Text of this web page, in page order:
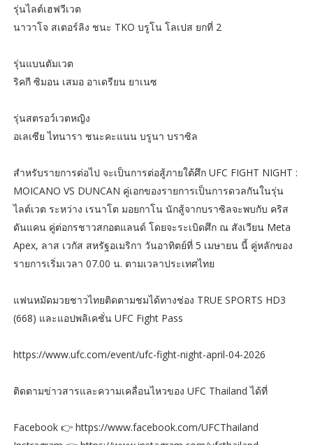
รุ่นไลต์เฮฟวีเวต
นาวาโจ สเตอร์ลิง ชนะ TKO บรูโน โลเปส ยกที่ 2
รุ่นแบนตัมเวต
ริคกี ซิมอน เสมอ อาเดรียน ยาเนซ
รุ่นสตรอว์เวตหญิง
อเลเซีย ไทนารา ชนะคะแนน บรูนา บราซิล
สำหรับรายการต่อไป จะเป็นการต่อสู้ภายใต้ศึก UFC FIGHT NIGHT :
MOICANO VS DUNCAN คู่เอกของรายการเป็นการดวลกันในรุ่น
ไลต์เวต ระหว่าง เรนาโต มอยกาโน นักสู้จากบราซิลจะพบกับ คริส
ดันแคน คู่ต่อกรชาวสกอตแลนด์ โดยจะระเบิดศึก ณ สังเวียน Meta
Apex, ลาส เวกัส สหรัฐอเมริกา วันอาทิตย์ที่ 5 เมษายน นี้ คู่หลักของ
รายการเริ่มเวลา 07.00 น. ตามเวลาประเทศไทย
แฟนหมัดมวยชาวไทยติดตามชมได้ทางช่อง TRUE SPORTS HD3
(668) และแอปพลิเคชั่น UFC Fight Pass
https://www.ufc.com/event/ufc-fight-night-april-04-2026
ติดตามข่าวสารและความเคลื่อนไหวของ UFC Thailand ได้ที่
Facebook 👉 https://www.facebook.com/UFCThailand